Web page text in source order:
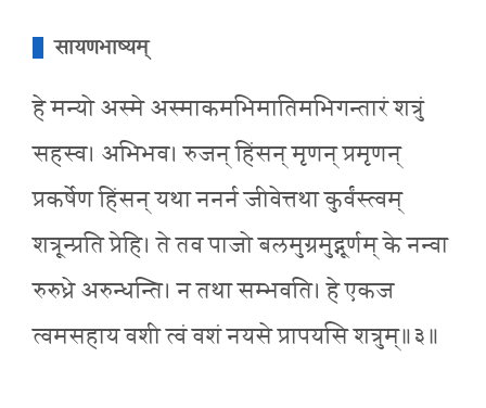
सायणभाष्यम्
हे मन्यो अस्मे अस्माकमभिमातिमभिगन्तारं शत्रुं
सहस्व। अभिभव। रुजन् हिंसन् मृणन् प्रमृणन्
प्रकर्षेण हिंसन् यथा ननर्न जीवेत्तथा कुर्वंस्त्वम्
शत्रून्प्रति प्रेहि। ते तव पाजो बलमुग्रमुद्गूर्णम् के नन्वा
रुरुध्रे अरुन्धन्ति। न तथा सम्भवति। हे एकज
त्वमसहाय वशी त्वं वशं नयसे प्रापयसि शत्रुम्॥३॥